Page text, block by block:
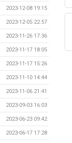
2023-12-08 19:15
2023-12-05 22:57
2023-11-26 17:36
2023-11-17 18:05
2023-11-17 15:26
2023-11-10 14:44
2023-11-06 21:41
2023-09-03 16:03
2023-06-23 09:42
2023-06-17 17:28